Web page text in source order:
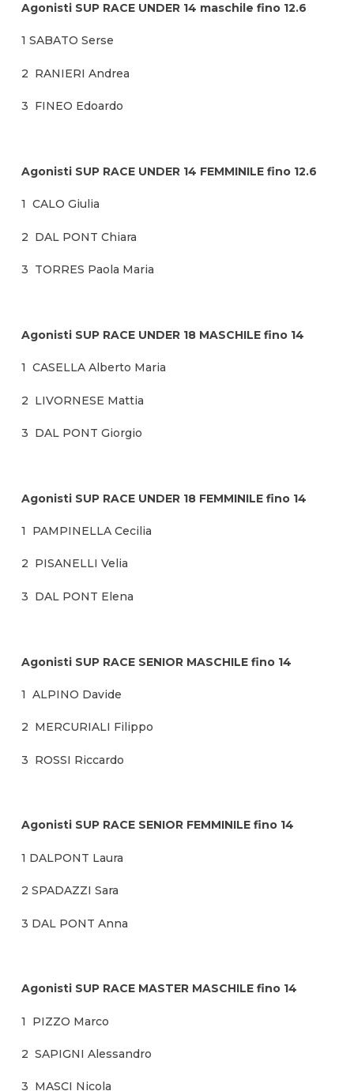
Agonisti SUP RACE UNDER 14 maschile fino 12.6
1 SABATO Serse
2 RANIERI Andrea
3 FINEO Edoardo
Agonisti SUP RACE UNDER 14 FEMMINILE fino 12.6
1 CALO Giulia
2 DAL PONT Chiara
3 TORRES Paola Maria
Agonisti SUP RACE UNDER 18 MASCHILE fino 14
1 CASELLA Alberto Maria
2 LIVORNESE Mattia
3 DAL PONT Giorgio
Agonisti SUP RACE UNDER 18 FEMMINILE fino 14
1 PAMPINELLA Cecilia
2 PISANELLI Velia
3 DAL PONT Elena
Agonisti SUP RACE SENIOR MASCHILE fino 14
1 ALPINO Davide
2 MERCURIALI Filippo
3 ROSSI Riccardo
Agonisti SUP RACE SENIOR FEMMINILE fino 14
1 DALPONT Laura
2 SPADAZZI Sara
3 DAL PONT Anna
Agonisti SUP RACE MASTER MASCHILE fino 14
1 PIZZO Marco
2 SAPIGNI Alessandro
3 MASCI Nicola